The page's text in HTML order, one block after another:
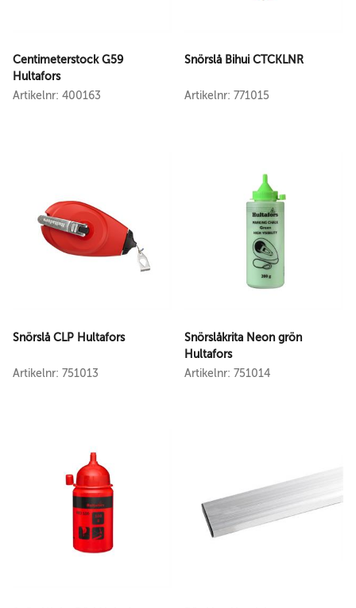
Centimeterstock G59
Hultafors
Artikelnr: 400163
Snörslå Bihui CTCKLNR
Artikelnr: 771015
Snörslå CLP Hultafors
Artikelnr: 751013
Snörslåkrita Neon grön
Hultafors
Artikelnr: 751014